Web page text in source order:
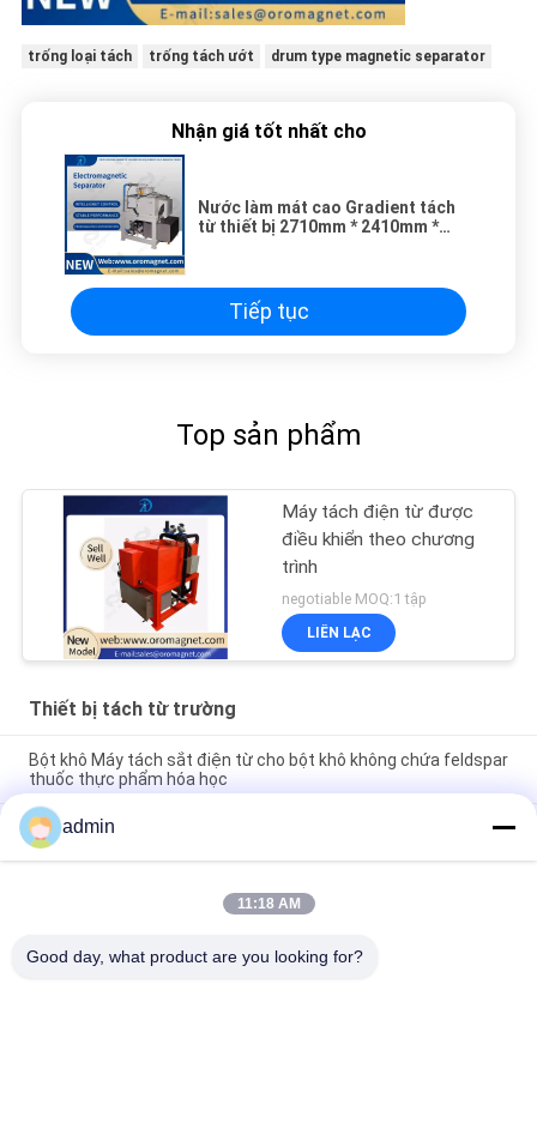
trống loại tách trống tách ướt drum type magnetic separator
Nhận giá tốt nhất cho
Nước làm mát cao Gradient tách
từ thiết bị 2710mm * 2410mm *
Tiếp tục
Top sản phẩm
Máy tách điện từ được
điều khiển theo chương
trình
negotiable MOQ:1 tập
LIÊN LẠC
Thiết bị tách từ trường
Bột khô Máy tách sắt điện từ cho bột khô không chứa feldspar
thuốc thực phẩm hóa học
Phân tách mỏ Thiết bị tách từ bao gồm nguồn điện 50Hz60Hz
và thông số kỹ thuật CTB hoàn hảo cho nồng độ quặng
Điện áp đầu vào 380 Volt Tibhar Evolution MX P cao su quần
vợt bàn cung cấp quay và kiểm soát tuyệt vời cho người chơi
admin
11:18 AM
Good day, what product are you looking for?